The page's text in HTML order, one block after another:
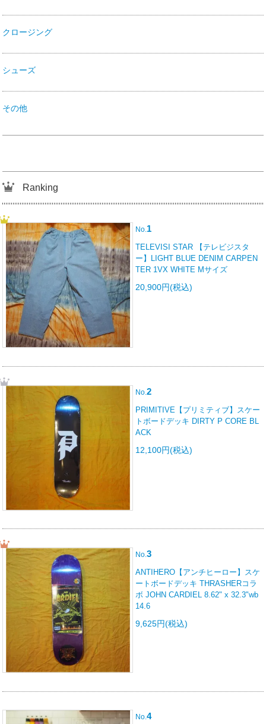
クロージング
シューズ
その他
Ranking
No.1
TELEVISI STAR 【テレビジスタ
ー】LIGHT BLUE DENIM CARPEN
TER 1VX WHITE Mサイズ
20,900円(税込)
No.2
PRIMITIVE【プリミティブ】スケー
トボードデッキ DIRTY P CORE BL
ACK
12,100円(税込)
No.3
ANTIHERO【アンチヒーロー】スケ
ートボードデッキ THRASHERコラ
ボ JOHN CARDIEL 8.62" x 32.3"wb
14.6
9,625円(税込)
No.4